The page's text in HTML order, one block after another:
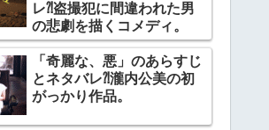
レ⁈盗撮犯に間違われた男
の悲劇を描くコメディ。
「奇麗な、悪」のあらすじ
とネタバレ⁈瀧内公美の初
がっかり作品。